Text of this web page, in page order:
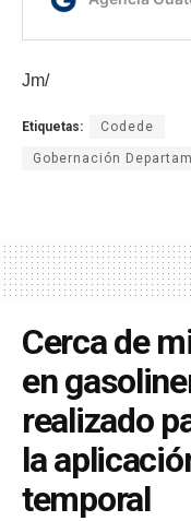
Jm/
Etiquetas: Codede
Gobernación
Cerca de
en
realizado
la
temporal